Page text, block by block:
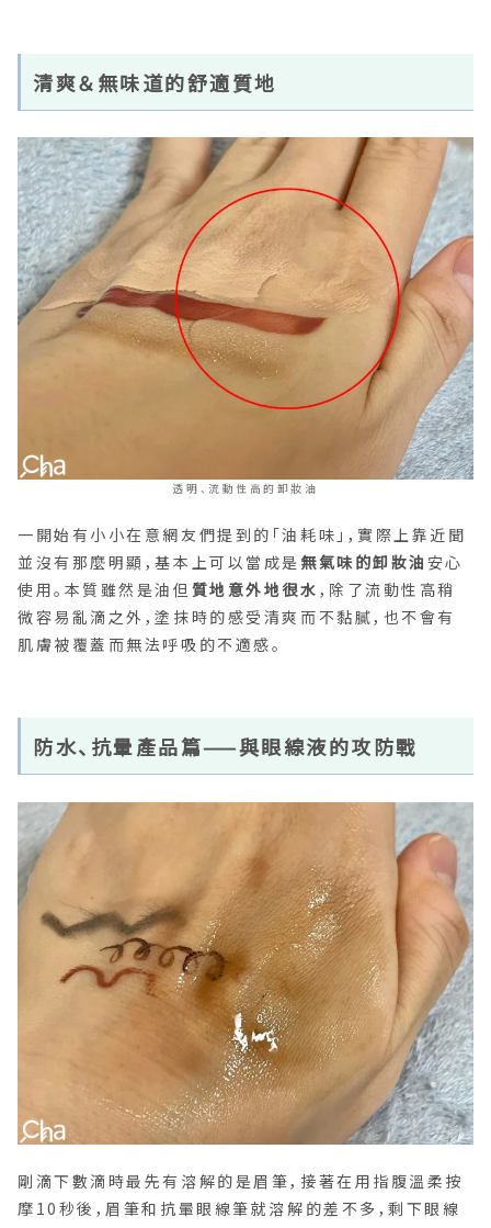
清爽＆無味道的舒適質地
透明、流動性高的卸妝油
一開始有小小在意網友們提到的「油耗味」，實際上靠近聞
並沒有那麼明顯，基本上可以當成是 無氣味的卸妝油 安心
使用。本質雖然是油但 質地意外地很水 ，除了流動性高稍
微容易亂滴之外，塗抹時的感受清爽而不黏膩，也不會有
肌膚被覆蓋而無法呼吸的不適感。
防水、抗暈產品篇——與眼線液的攻防戰
剛滴下數滴時最先有溶解的是眉筆，接著在用指腹溫柔按
摩10秒後，眉筆和抗暈眼線筆就溶解的差不多，剩下眼線